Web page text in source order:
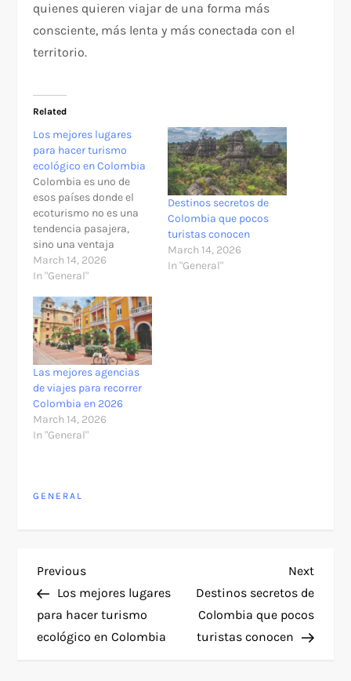
quienes quieren viajar de una forma más
consciente, más lenta y más conectada con el
territorio.
Related
Los mejores lugares
para hacer turismo
ecológico en Colombia
Colombia es uno de
esos países donde el
ecoturismo no es una
tendencia pasajera,
sino una ventaja
natural enorme. Pocos
territorios reúnen en un
amazónica, páramos,
sabanas, montañas
andinas, costas
caribeñas, manglares,
desiertos y bosques
húmedos tropicales con
tanta diversidad de
especies, paisajes y
culturas locales. Esa…
March 14, 2026
In "General"
Destinos secretos de
Colombia que pocos
turistas conocen
March 14, 2026
In "General"
Las mejores agencias
de viajes para recorrer
Colombia en 2026
March 14, 2026
In "General"
GENERAL
P
o
s
Previous
Post
Previous
Los mejores lugares
para hacer turismo
ecológico en Colombia
Next
Post
Next
Destinos secretos de
Colombia que pocos
turistas conocen